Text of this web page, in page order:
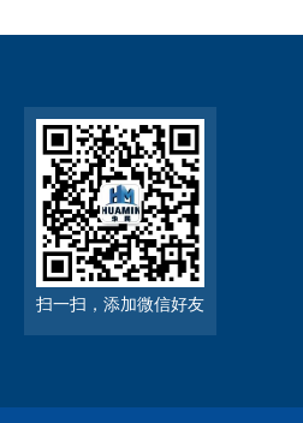
扫一扫，添加微信好友